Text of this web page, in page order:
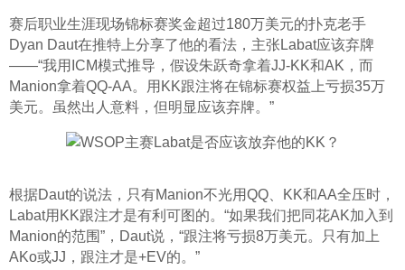
赛后职业生涯现场锦标赛奖金超过180万美元的扑克老手
Dyan Daut在推特上分享了他的看法，主张Labat应该弃牌
——“我用ICM模式推导，假设朱跃奇拿着JJ-KK和AK，而
Manion拿着QQ-AA。用KK跟注将在锦标赛权益上亏损35万
美元。虽然出人意料，但明显应该弃牌。”
根据Daut的说法，只有Manion不光用QQ、KK和AA全压时，
Labat用KK跟注才是有利可图的。“如果我们把同花AK加入到
Manion的范围”，Daut说，“跟注将亏损8万美元。只有加上
AKo或JJ，跟注才是+EV的。”